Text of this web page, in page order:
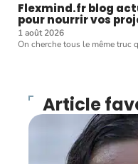
Flexmind.fr blog
pour nourrir vos
1 août 2026
On cherche tous le même truc
Article